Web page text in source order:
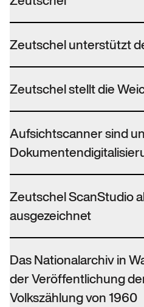
Zeutschel unterstützt
Zeutschel stellt die
Aufsichtscanner sind
Zeutschel ScanStudio
ausgezeichnet
Das Nationalarchiv in
der Veröffentlichung
Volkszählung von 1960